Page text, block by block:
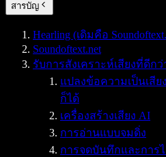
สารบัญ
Hearling (เดิมคือ
Soundoftext.net
รับการสังเคราะห์เสียงที่ดีกว่
แปลงข้อความเป็นเสี
ก็ได้
เครื่องสร้างเสียง AI
การอ่านแบบจมดิ่ง
การจดบันทึกและการ